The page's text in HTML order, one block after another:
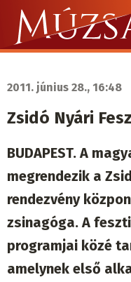
Ugrás
tartalomra
Múzsa.sk
navigáció
2011. június 28., 16:48
Zsidó Nyári
BUDAPEST. A
megrendezik a
rendezvény
zsinagóga. A
programjai közé
amelynek első